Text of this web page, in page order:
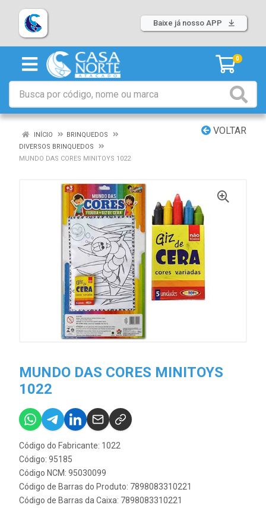
Baixe já nosso APP
0
VOLTAR
INÍCIO
BRINQUEDOS
DIVERSOS BRINQUEDOS
MUNDO DAS CORES MINITOYS 1022
MUNDO DAS CORES MINITOYS
1022
Código do Fabricante: 1022
Código: 95185
Código NCM: 95030099
Código de Barras do Produto: 7898083310221
Código de Barras da Caixa: 7898083310221